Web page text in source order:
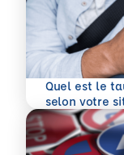
Quel est le
selon votre
En savoir plus